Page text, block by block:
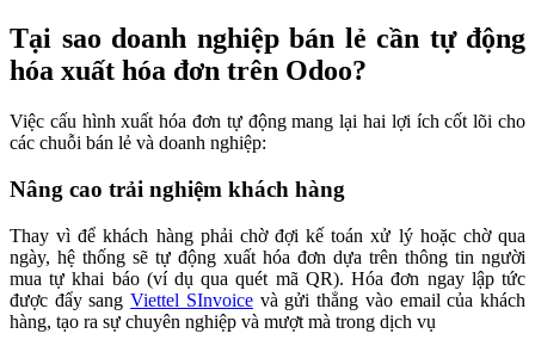
Tại sao doanh nghiệp bán lẻ cần tự động
hóa xuất hóa đơn trên Odoo?
Việc cấu hình xuất hóa đơn tự động mang lại hai lợi ích cốt lõi cho
các chuỗi bán lẻ và doanh nghiệp:
Nâng cao trải nghiệm khách hàng
Thay vì để khách hàng phải chờ đợi kế toán xử lý hoặc chờ qua
ngày, hệ thống sẽ tự động xuất hóa đơn dựa trên thông tin người
mua tự khai báo (ví dụ qua quét mã QR). Hóa đơn ngay lập tức
được đẩy sangViettel SInvoicevà gửi thẳng vào email của khách
hàng, tạo ra sự chuyên nghiệp và mượt mà trong dịch vụ